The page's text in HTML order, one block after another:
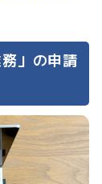
」の申請